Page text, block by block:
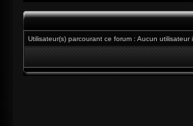
Utilisateur(s) parcourant ce forum : Aucun utilisateur